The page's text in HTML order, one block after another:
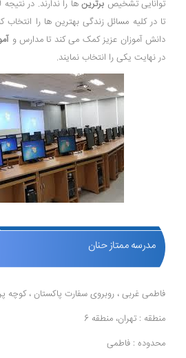
توانایی تشخیص برترین ها را ندارند. در
تا در کلیه مسائل زندگی بهترین ها را انتخاب
دانش آموزان عزیز کمک می کند تا مدارس و
در نهایت یکی را انتخاب نمایند.
مدرسه ممتاز حنان
فاطمی غربی ، روبروی سفارت پاکستان ، کوچه
منطقه : تهران، منطقه 6
محدوده : فاطمی